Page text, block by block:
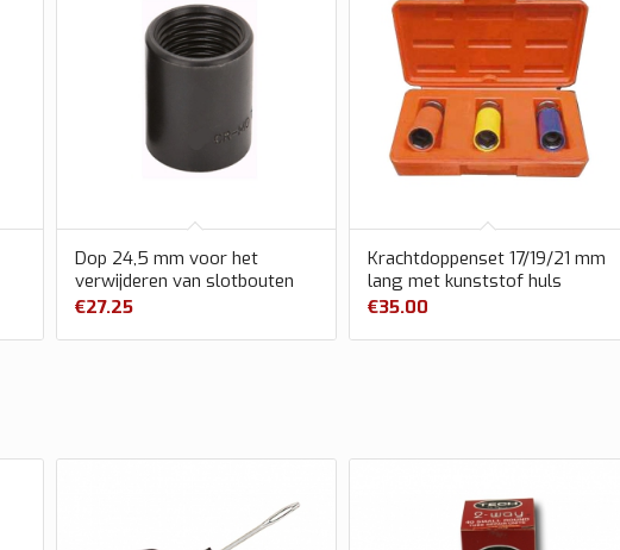
Dop 24,5 mm voor het
verwijderen van slotbouten
€27.25
Krachtdoppenset 17/19/21 mm
lang met kunststof huls
€35.00